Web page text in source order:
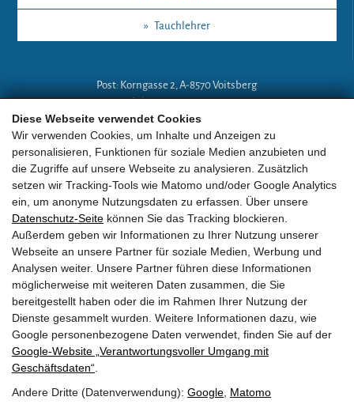
Diese Webseite verwendet Cookies
Wir verwenden Cookies, um Inhalte und Anzeigen zu
personalisieren, Funktionen für soziale Medien anzubieten und
die Zugriffe auf unsere Webseite zu analysieren. Zusätzlich
setzen wir Tracking-Tools wie Matomo und/oder Google Analytics
ein, um anonyme Nutzungsdaten zu erfassen. Über unsere
Datenschutz-Seite können Sie das Tracking blockieren.
Außerdem geben wir Informationen zu Ihrer Nutzung unserer
Webseite an unsere Partner für soziale Medien, Werbung und
Analysen weiter. Unsere Partner führen diese Informationen
möglicherweise mit weiteren Daten zusammen, die Sie
bereitgestellt haben oder die im Rahmen Ihrer Nutzung der
Dienste gesammelt wurden. Weitere Informationen dazu, wie
Google personenbezogene Daten verwendet, finden Sie auf der
Google‑Website „Verantwortungsvoller Umgang mit
Geschäftsdaten“
Andere Dritte (Datenverwendung): Google Matomo
» Tauchlehrer
Post: Korngasse 2, A-8570 Voitsberg
Mobil: +43 (0)664 18 67 394
E-Mail: lg-a@eobv.eu
Weitere Links
» ARGE Tauchen
» ÖGTH
» CEDIP
» DAN
EOBV• Korngasse 2• A-8570Voitsberg•ZVR Zahl: